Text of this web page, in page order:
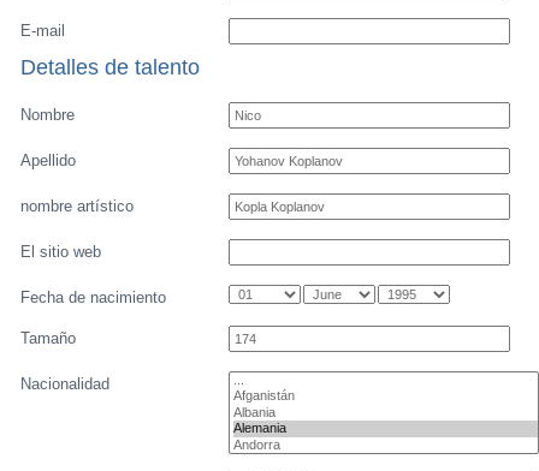
E-mail
Detalles de talento
Nombre
Apellido
nombre artístico
El sitio web
Fecha de nacimiento
Tamaño
Nacionalidad